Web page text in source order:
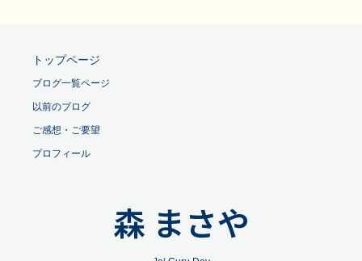
トップページ
ブログ一覧ページ
以前のブログ
ご感想・ご要望
プロフィール
森 まさや